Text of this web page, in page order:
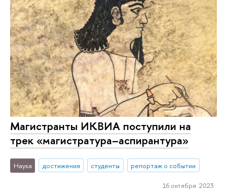
Магистранты ИКВИА поступили на
трек «магистратура–аспирантура»
Наука достижения студенты репортаж о событии
16 октября 2023